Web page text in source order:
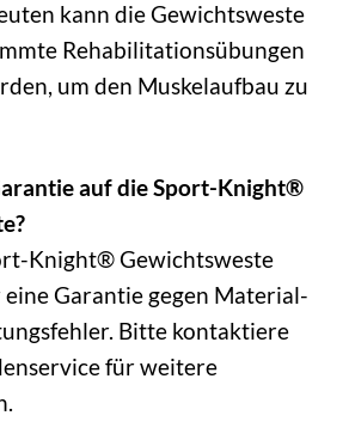
kann die Gewichtsweste
Rehabilitationsübungen
um den Muskelaufbau zu
auf die Sport-Knight®
Knight® Gewichtsweste
Garantie gegen Material-
Bitte kontaktiere
für weitere